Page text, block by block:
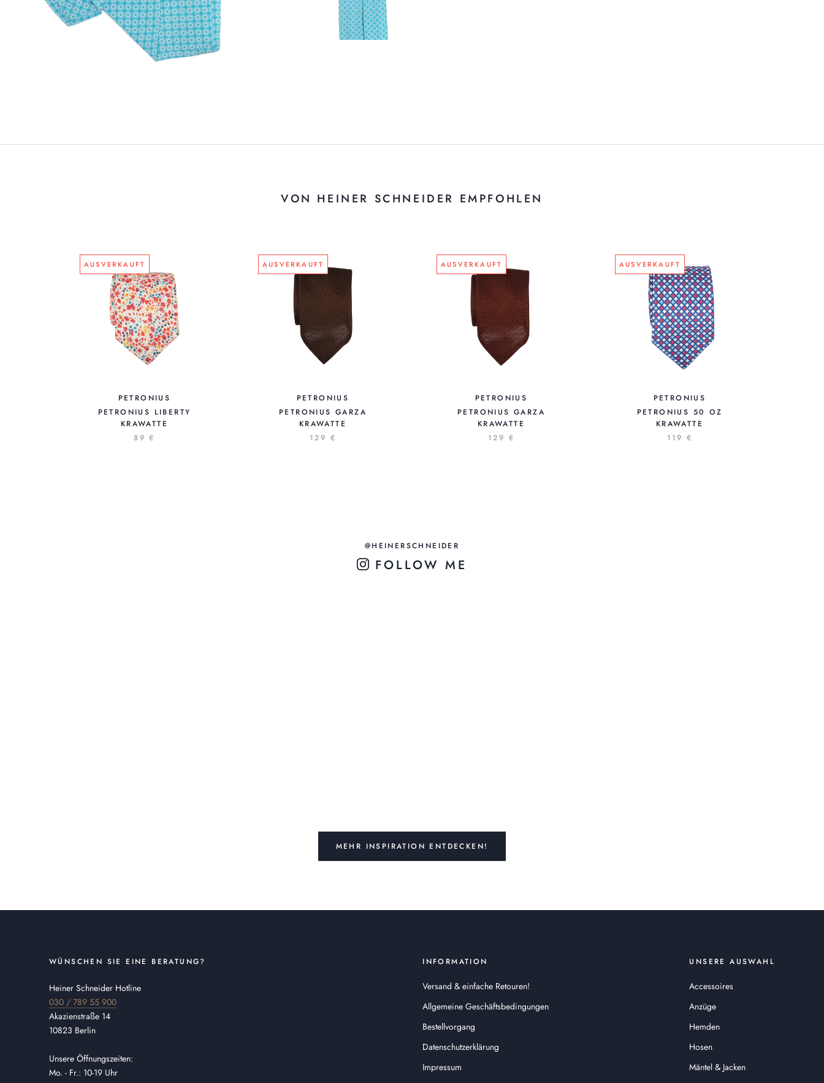
VON HEINER SCHNEIDER EMPFOHLEN
AUSVERKAUFT
PETRONIUS
PETRONIUS LIBERTY
KRAWATTE
89 €
AUSVERKAUFT
PETRONIUS
PETRONIUS GARZA
KRAWATTE
129 €
AUSVERKAUFT
PETRONIUS
PETRONIUS GARZA
KRAWATTE
129 €
AUSVERKAUFT
PETRONIUS
PETRONIUS 50 OZ
KRAWATTE
119 €
@HEINERSCHNEIDER
FOLLOW ME
MEHR INSPIRATION ENTDECKEN!
WÜNSCHEN SIE EINE BERATUNG?
Heiner Schneider Hotline
030 / 789 55 900
Akazienstraße 14
10823 Berlin
Unsere Öffnungszeiten:
Mo. - Fr.: 10-19 Uhr
INFORMATION
Versand & einfache Retouren!
Allgemeine Geschäftsbedingungen
Bestellvorgang
Datenschutzerklärung
Impressum
UNSERE AUSWAHL
Accessoires
Anzüge
Hemden
Hosen
Mäntel & Jacken